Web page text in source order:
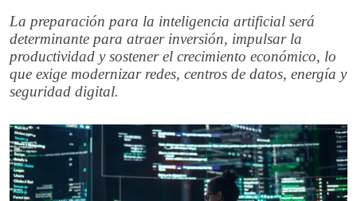
La preparación para la inteligencia artificial será
determinante para atraer inversión, impulsar la
productividad y sostener el crecimiento económico, lo
que exige modernizar redes, centros de datos, energía y
seguridad digital.